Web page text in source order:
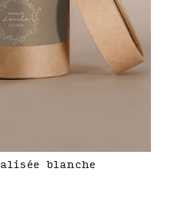
blanche